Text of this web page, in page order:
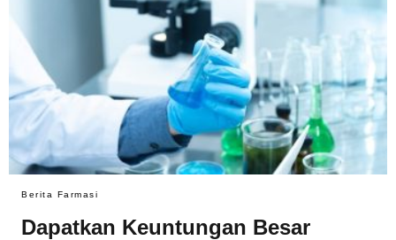
Berita Farmasi
Dapatkan Keuntungan Besar